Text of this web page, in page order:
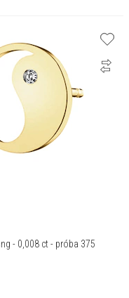
złota z diamentami - yin yang - 0,008 ct - próba 375